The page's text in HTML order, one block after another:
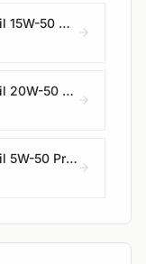
MPM 4-Stroke Motorcycle Oil 15W-50 Synthetic
MPM 4-Stroke Motorcycle Oil 20W-50 Synthetic
MPM 4-Stroke Motorcycle Oil 5W-50 Premium Synthetic Racing